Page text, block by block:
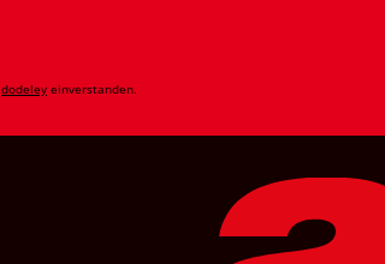
dodeley einverstanden.